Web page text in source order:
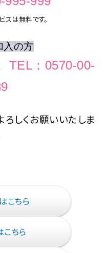
スは無料です。
入の方
TEL：0570-00-
しくお願いいたしま
こちら
ちら